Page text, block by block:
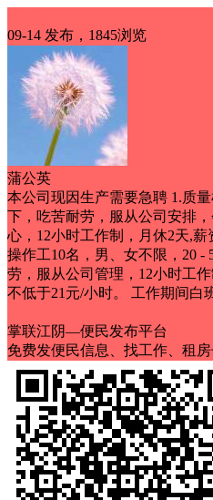
09-14 发布，1845浏览
蒲公英
本公司现因生产需要急聘 1.质
下，吃苦耐劳，服从公司安排
心，12小时工作制，月休2天,薪
操作工10名，男、女不限，20 -
劳，服从公司管理，12小时工
不低于21元/小时。 工作期间白
掌联江阴—便民发布平台
免费发便民信息、找工作、租房